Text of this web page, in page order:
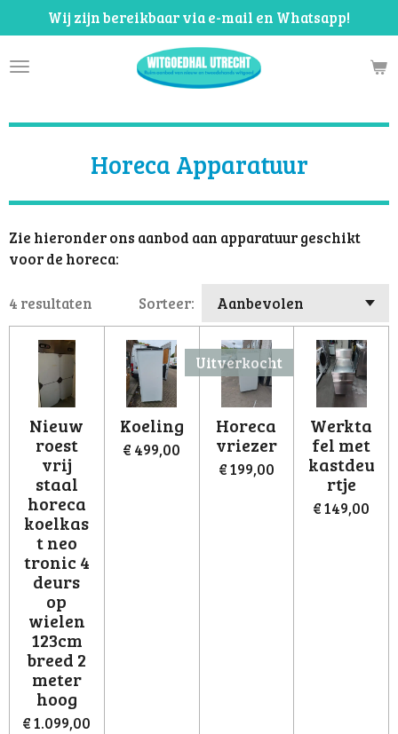
direct
naar
Wij zijn bereikbaar via e-mail en Whatsapp!
Horeca Apparatuur
Zie hieronder ons aanbod aan apparatuur geschikt
voor de horeca:
4 resultaten Sorteer:
Nieuw
roest
vrij
staal
horeca
koelkas
t neo
tronic 4
deurs
op
wielen
123cm
breed 2
meter
hoog
€ 1.099,00
Koeling
€ 499,00
Uitverkocht
Horeca
vriezer
€ 199,00
Werkta
fel met
kastdeu
rtje
€ 149,00